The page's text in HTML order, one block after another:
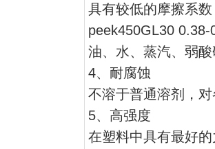
具有较低的摩擦系
peek450GL30
油、水、蒸汽、弱
4、耐腐蚀
不溶于普通溶剂，
5、高强度
在塑料中具有最好